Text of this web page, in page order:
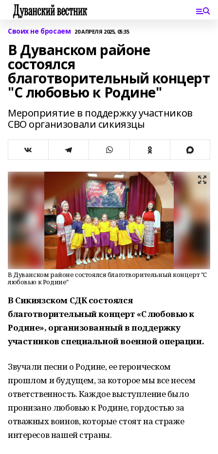
Своих не бросаем 20 АПРЕЛЯ 2025, 05:35
В Дуванском районе
состоялся
благотворительный концерт
"С любовью к Родине"
Мероприятие в поддержку участников
СВО организовали сикиязцы
В Дуванском районе состоялся благотворительный концерт "С
любовью к Родине"
В Сикиязском СДК состоялся
благотворительный концерт «С любовью к
Родине», организованный в поддержку
участников специальной военной операции.
Звучали песни о Родине, ее героическом
прошлом и будущем, за которое мы все несем
ответственность. Каждое выступление было
пронизано любовью к Родине, гордостью за
отважных воинов, которые стоят на страже
интересов нашей страны.